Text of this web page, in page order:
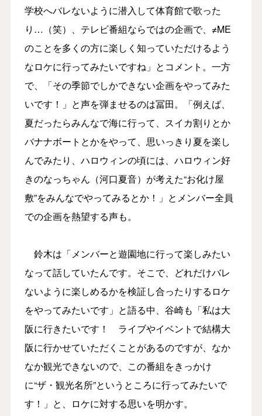
学校へバレないように潜入して体育館で歌った
り…（笑）、テレビ番組ならではの企画で、≠ME
のことを多くの方に楽しく知っていただけるよう
なロケに行ってみたいですね」とコメント。一方
で、「その季節でしかできない企画をやってみた
いです！」と声を弾ませるのは冨田。「例えば、
夏だったらみんなで海に行って、スイカ割りとか
バナナボートとかをやって、思いっきり夏を楽し
んでみたり、ハロウィンの頃には、ハロウィン好
きのなっちゃん（河口夏音）が考えた“お化け屋
敷”をみんなでやってみるとか！」とメンバー全員
での企画を熱望する声も。
鈴木は「メンバーと遊園地に行って楽しみたい
なって話していたんです。そこで、どれだけバレ
ないように楽しめるかを検証し合ったりするロケ
をやってみたいです」と語る中、谷崎も「私は大
阪に行きたいです！ ライブやイベントで結構大
阪に行かせていただくことがあるのですが、なか
なか観光できないので、この番組をきっかけ
に“ザ・観光名所”というところに行ってみたいで
す！」と、ロケに対する思いを明かす。